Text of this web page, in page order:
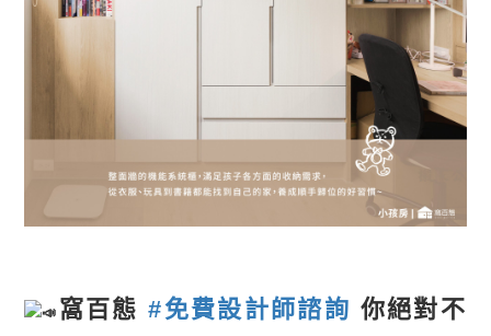
窩百態#免費設計師諮詢 你絕對不